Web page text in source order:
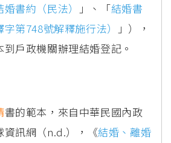
婚書約（民法） 」、「結婚書
第748號解釋施行法）
」），
戶政機關辦理結婚登記。
書的範本，來自中華民國內政
資訊網（n.d.），《結婚、離婚